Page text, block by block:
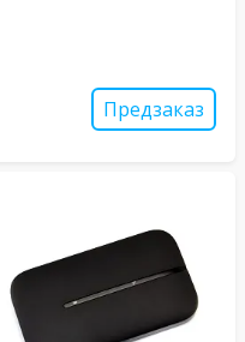
Предзаказ